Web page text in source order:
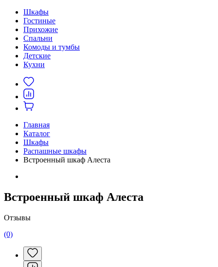
Шкафы
Гостиные
Прихожие
Спальни
Комоды и тумбы
Детские
Кухни
Главная
Каталог
Шкафы
Распашные шкафы
Встроенный шкаф Алеста
Встроенный шкаф Алеста
Отзывы
(0)